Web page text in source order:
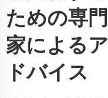
ための専門
家によるア
ドバイス